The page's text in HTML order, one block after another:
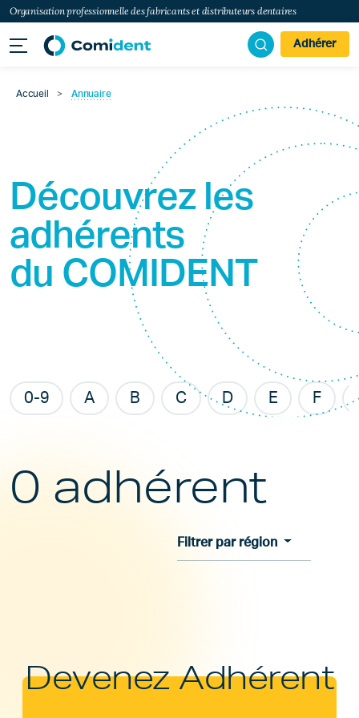
Organisation professionnelle des fabricants et distributeurs dentaires
Adhérer
Accueil > Annuaire
Découvrez les
adhérents
du COMIDENT
0-9 A B C D E F
0 adhérent
Filtrer par région
Devenez Adhérent